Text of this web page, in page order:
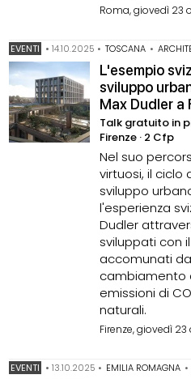
Roma, giovedì 23
EVENTI •14.10.2025 • TOSCANA •
L'esempio
sviluppo
Max Dudler a
Talk gratuito in
Firenze · 2 Cfp
Nel suo
virtuosi, il ciclo
sviluppo
l'esperienza
Dudler
sviluppati con
accomunati
cambiamento
emissioni di
naturali.
Firenze, giovedì 23
EVENTI •13.10.2025 • EMILIA ROMAGNA •